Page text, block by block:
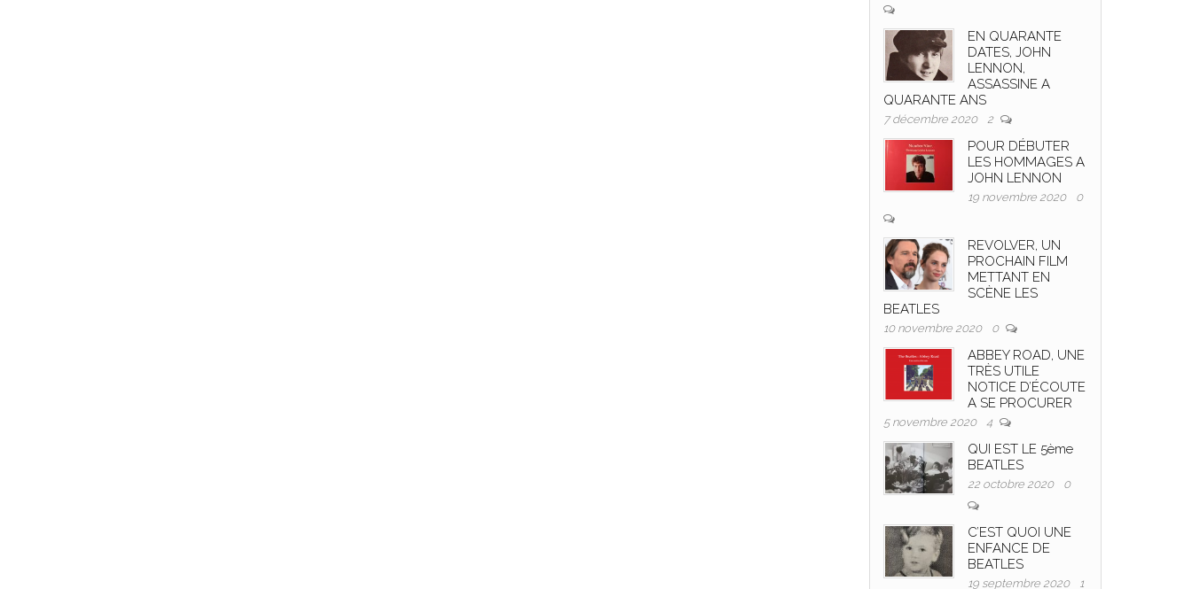
EN QUARANTE
DATES, JOHN
LENNON,
ASSASSINE A
QUARANTE ANS
7 décembre 2020 2
POUR DÉBUTER
LES HOMMAGES A
JOHN LENNON
19 novembre 2020 0
REVOLVER, UN
PROCHAIN FILM
METTANT EN
SCÈNE LES
BEATLES
10 novembre 2020 0
ABBEY ROAD, UNE
TRÈS UTILE
NOTICE D’ÉCOUTE
A SE PROCURER
5 novembre 2020 4
QUI EST LE 5ème
BEATLES
22 octobre 2020 0
C’EST QUOI UNE
ENFANCE DE
BEATLES
19 septembre 2020 1